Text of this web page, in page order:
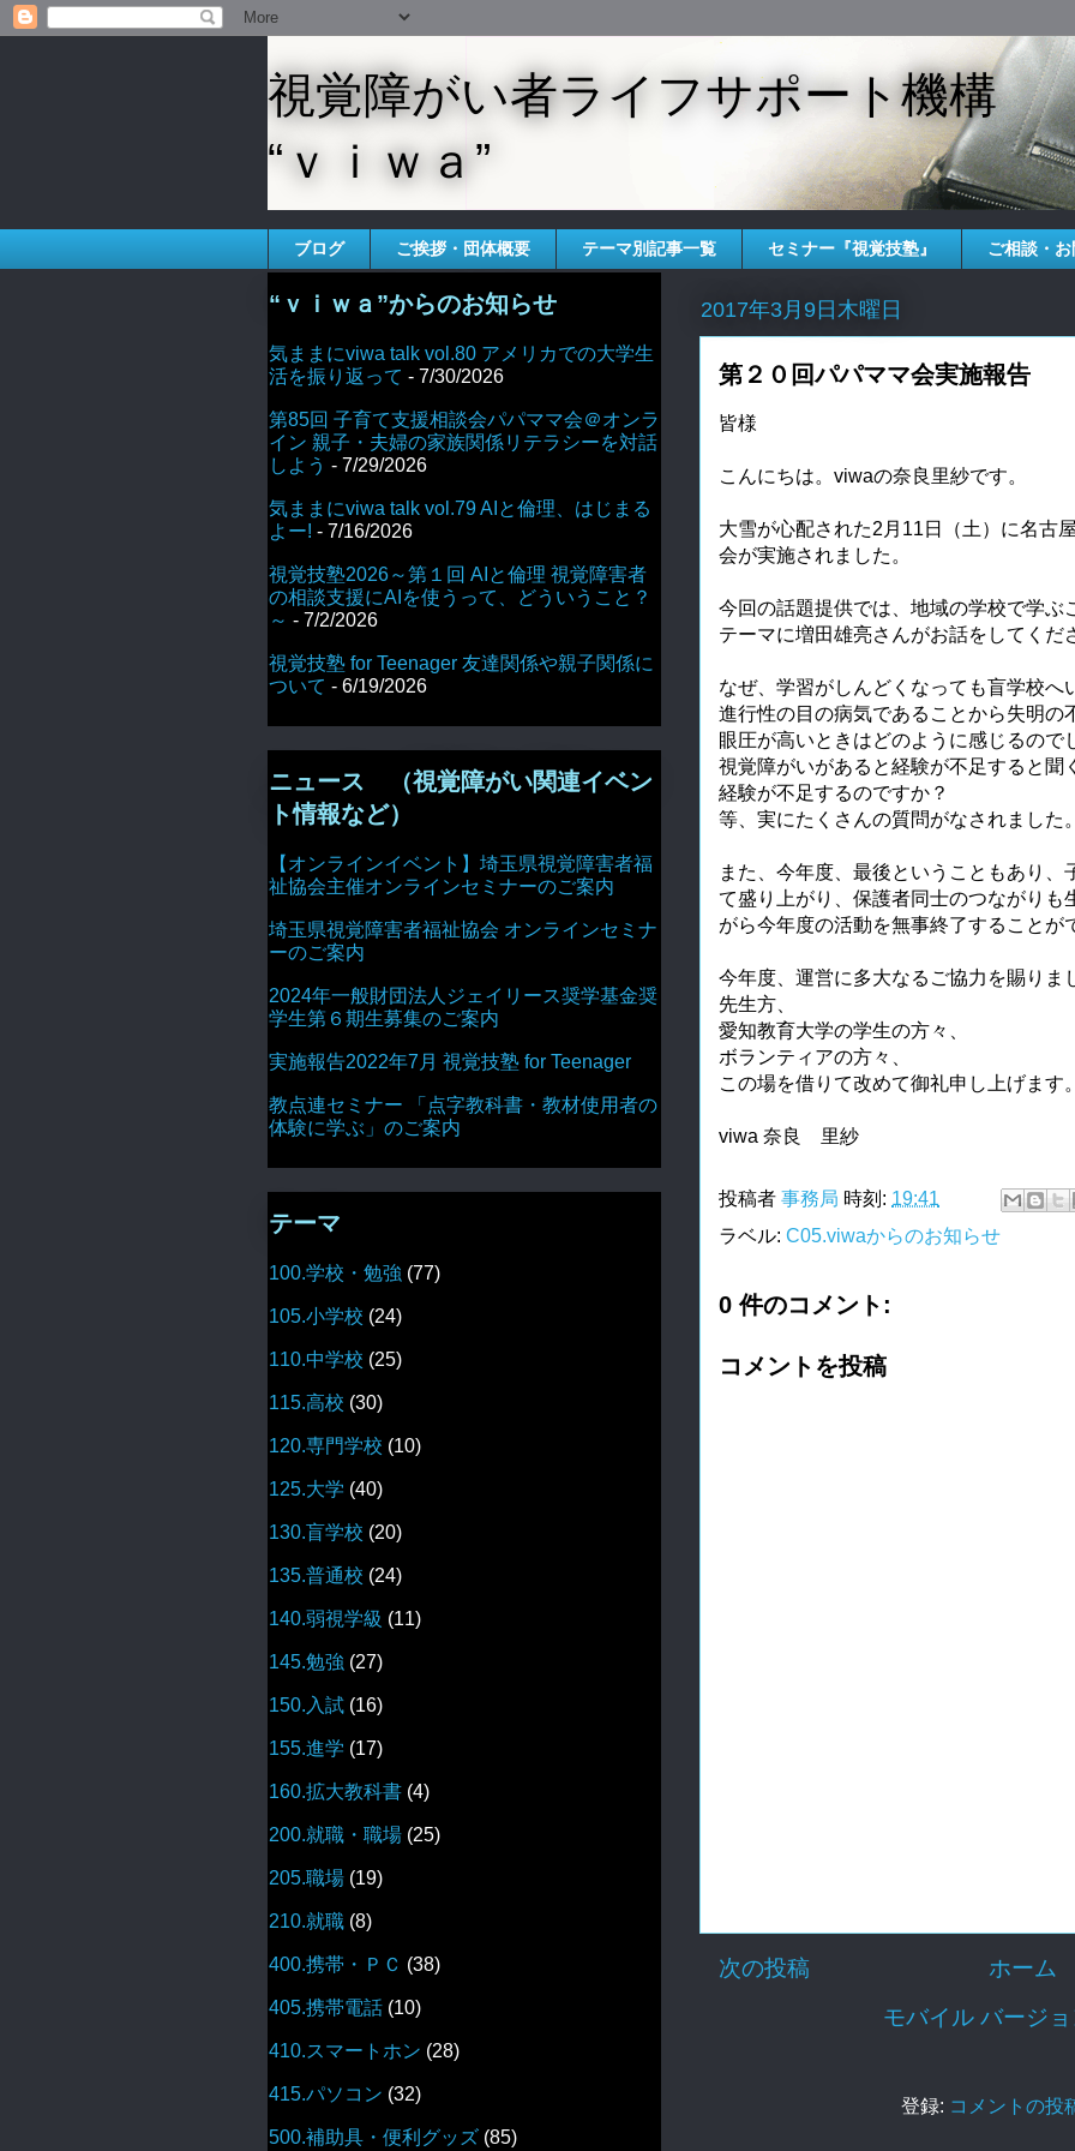
視覚障がい者ライフサポート機構
“ｖｉｗａ”
ブログ ご挨拶・団体概要 テーマ別記事一覧 セミナー『視覚技塾』 ご相談・
2017年3月9日木曜日
第２０回パパママ会実施報告
皆様
こんにちは。viwaの奈良里紗です。
大雪が心配された2月11日（土）に名古
会が実施されました。
今回の話題提供では、地域の学校で学ぶ
テーマに増田雄亮さんがお話をしてくだ
なぜ、学習がしんどくなっても盲学校へ
進行性の目の病気であることから失明の
眼圧が高いときはどのように感じるので
視覚障がいがあると経験が不足すると聞
経験が不足するのですか？
等、実にたくさんの質問がなされました
また、今年度、最後ということもあり、
て盛り上がり、保護者同士のつながりも
がら今年度の活動を無事終了することが
今年度、運営に多大なるご協力を賜りま
先生方、
愛知教育大学の学生の方々、
ボランティアの方々、
この場を借りて改めて御礼申し上げます
viwa 奈良 里紗
投稿者 事務局 時刻: 19:41
ラベル: C05.viwaからのお知らせ
0 件のコメント:
コメントを投稿
次の投稿
ホーム
モバイル バージ
登録: コメントの投
“ｖｉｗａ”からのお知らせ
気ままにviwa talk vol.80 アメリカでの大学生
活を振り返って - 7/30/2026
第85回 子育て支援相談会パパママ会＠オンラ
イン 親子・夫婦の家族関係リテラシーを対話
しよう - 7/29/2026
気ままにviwa talk vol.79 AIと倫理、はじまる
よー! - 7/16/2026
視覚技塾2026～第１回 AIと倫理 視覚障害者
の相談支援にAIを使うって、どういうこと？
～ - 7/2/2026
視覚技塾 for Teenager 友達関係や親子関係に
ついて - 6/19/2026
ニュース （視覚障がい関連イベン
ト情報など）
【オンラインイベント】埼玉県視覚障害者福
祉協会主催オンラインセミナーのご案内
埼玉県視覚障害者福祉協会 オンラインセミナ
ーのご案内
2024年一般財団法人ジェイリース奨学基金奨
学生第６期生募集のご案内
実施報告2022年7月 視覚技塾 for Teenager
教点連セミナー 「点字教科書・教材使用者の
体験に学ぶ」のご案内
テーマ
100.学校・勉強 (77)
105.小学校 (24)
110.中学校 (25)
115.高校 (30)
120.専門学校 (10)
125.大学 (40)
130.盲学校 (20)
135.普通校 (24)
140.弱視学級 (11)
145.勉強 (27)
150.入試 (16)
155.進学 (17)
160.拡大教科書 (4)
200.就職・職場 (25)
205.職場 (19)
210.就職 (8)
400.携帯・ＰＣ (38)
405.携帯電話 (10)
410.スマートホン (28)
415.パソコン (32)
500.補助具・便利グッズ (85)